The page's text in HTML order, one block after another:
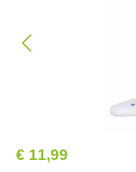
€ 11,99